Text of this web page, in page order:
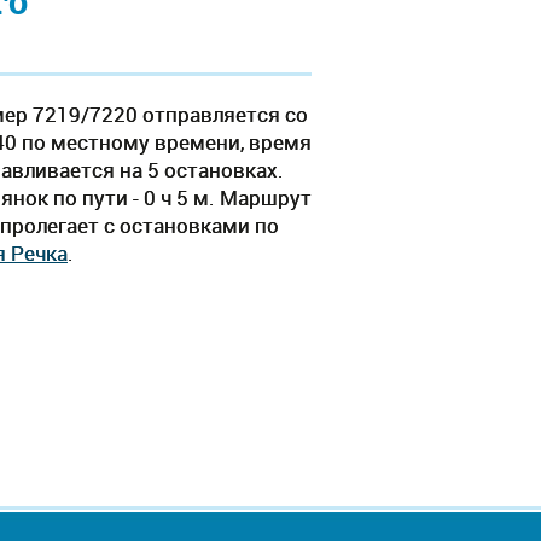
7219/7220 отправляется со
по местному времени, время
на 5 остановках.
по пути - 0 ч 5 м. Маршрут
c остановками по
Речка.